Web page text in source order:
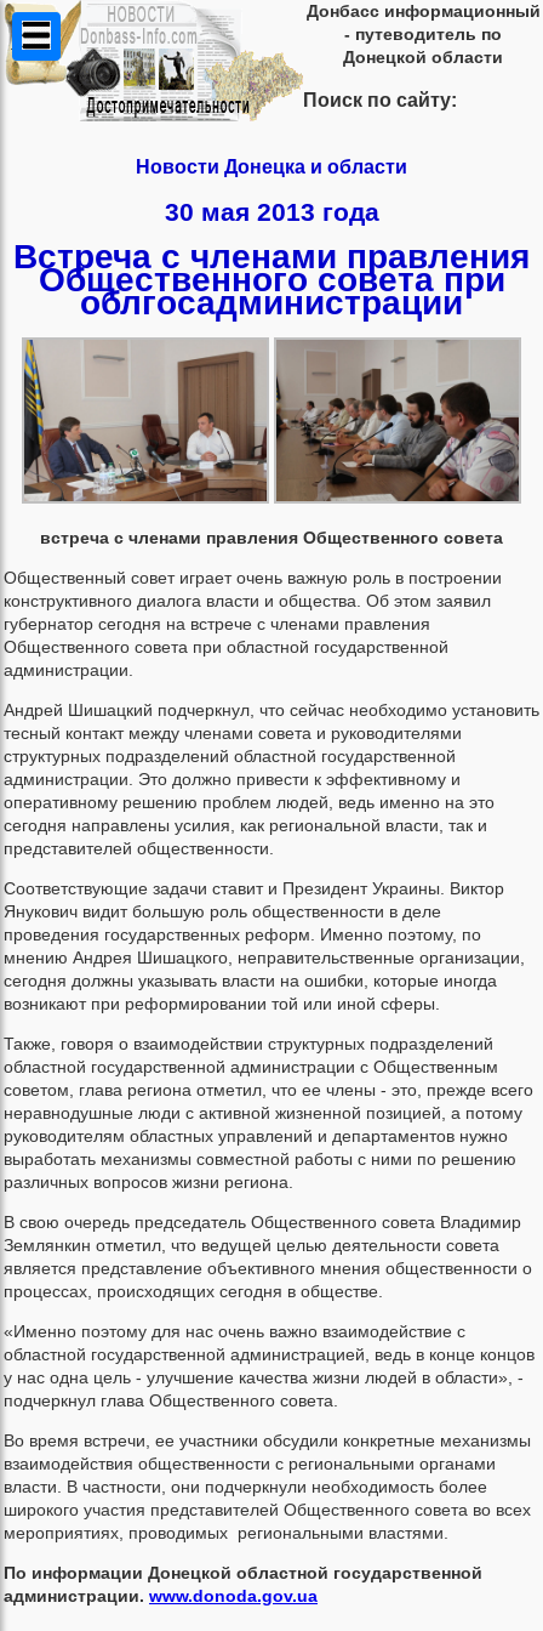
Донбасс информационный
- путеводитель по
Донецкой области
Поиск по сайту:
Новости Донецка и области
30 мая 2013 года
Встреча с членами правления
Общественного совета при
облгосадминистрации
встреча с членами правления Общественного совета
Общественный совет играет очень важную роль в построении
конструктивного диалога власти и общества. Об этом заявил
губернатор сегодня на встрече с членами правления
Общественного совета при областной государственной
администрации.
Андрей Шишацкий подчеркнул, что сейчас необходимо установить
тесный контакт между членами совета и руководителями
структурных подразделений областной государственной
администрации. Это должно привести к эффективному и
оперативному решению проблем людей, ведь именно на это
сегодня направлены усилия, как региональной власти, так и
представителей общественности.
Соответствующие задачи ставит и Президент Украины. Виктор
Янукович видит большую роль общественности в деле
проведения государственных реформ. Именно поэтому, по
мнению Андрея Шишацкого, неправительственные организации,
сегодня должны указывать власти на ошибки, которые иногда
возникают при реформировании той или иной сферы.
Также, говоря о взаимодействии структурных подразделений
областной государственной администрации с Общественным
советом, глава региона отметил, что ее члены - это, прежде всего
неравнодушные люди с активной жизненной позицией, а потому
руководителям областных управлений и департаментов нужно
выработать механизмы совместной работы с ними по решению
различных вопросов жизни региона.
В свою очередь председатель Общественного совета Владимир
Землянкин отметил, что ведущей целью деятельности совета
является представление объективного мнения общественности о
процессах, происходящих сегодня в обществе.
«Именно поэтому для нас очень важно взаимодействие с
областной государственной администрацией, ведь в конце концов
у нас одна цель - улучшение качества жизни людей в области», -
подчеркнул глава Общественного совета.
Во время встречи, ее участники обсудили конкретные механизмы
взаимодействия общественности с региональными органами
власти. В частности, они подчеркнули необходимость более
широкого участия представителей Общественного совета во всех
мероприятиях, проводимых региональными властями.
По информации Донецкой областной государственной
администрации. www.donoda.gov.ua